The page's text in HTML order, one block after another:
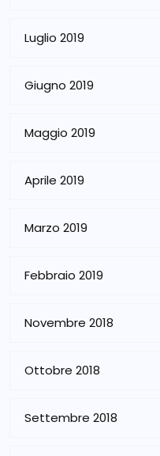
Luglio 2019
Giugno 2019
Maggio 2019
Aprile 2019
Marzo 2019
Febbraio 2019
Novembre 2018
Ottobre 2018
Settembre 2018